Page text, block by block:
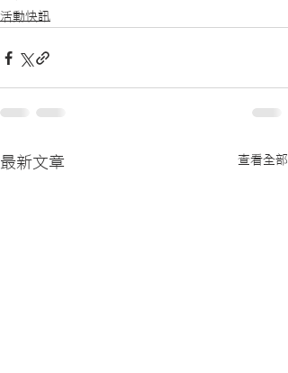
活動快訊
最新文章 查看全部